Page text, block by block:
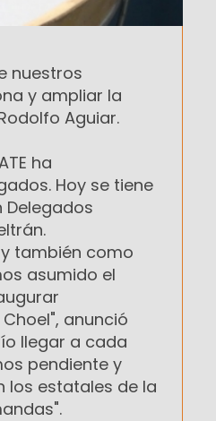
nuestros
y ampliar la
Aguiar.
ha
Hoy se tiene
también como
asumido el
anunció
llegar a cada
pendiente y
los estatales de la